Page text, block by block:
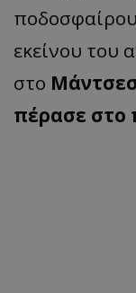
εκείνου του
στο
πέρασε στο